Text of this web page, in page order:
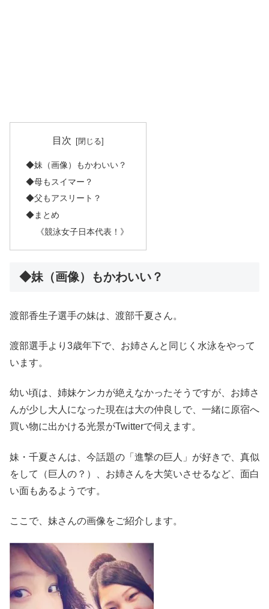
目次
◆妹（画像）もかわいい？
◆母もスイマー？
◆父もアスリート？
◆まとめ
《競泳女子日本代表！》
◆妹（画像）もかわいい？
渡部香生子選手の妹は、渡部千夏さん。
渡部選手より3歳年下で、お姉さんと同じく水泳をやって
います。
幼い頃は、姉妹ケンカが絶えなかったそうですが、お姉さ
んが少し大人になった現在は大の仲良しで、一緒に原宿へ
買い物に出かける光景がTwitterで伺えます。
妹・千夏さんは、今話題の「進撃の巨人」が好きで、真似
をして（巨人の？）、お姉さんを大笑いさせるなど、面白
い面もあるようです。
ここで、妹さんの画像をご紹介します。